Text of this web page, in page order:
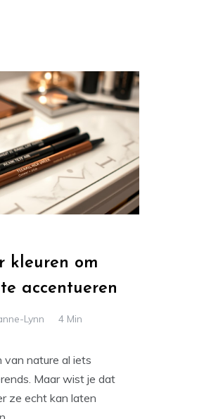
kleuren om
accentueren
Lynn
4 Min
van nature al iets
Maar wist je dat
ze echt kan laten